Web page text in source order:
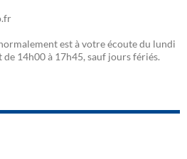
est à votre écoute du lundi
14h00 à 17h45, sauf jours fériés.